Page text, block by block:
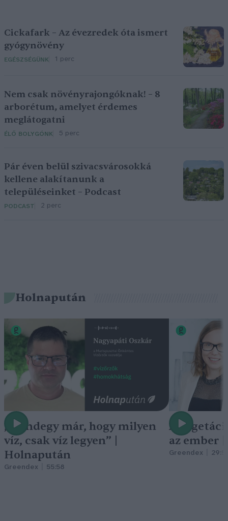
Cickafark – Az évezredek óta ismert
gyógynövény
EGÉSZSÉGÜNK 1 perc
Nem csak növényrajongóknak! – 8
arborétum, amelyet érdemes
meglátogatni
ÉLŐ BOLYGÓNK 5 perc
Pár éven belül szivacsvárosokká
kellene alakítanunk a
településeinket – Podcast
PODCAST 2 perc
Holnapután
„Mindegy már, hogy milyen
víz, csak víz legyen” |
Holnapután
Greendex 55:58
A
az ember
Greendex